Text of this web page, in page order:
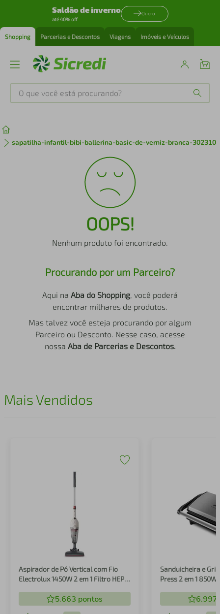
Saldão de inverno
até 40% off
Quero
Shopping Parcerias e Descontos Viagens Imóveis e Veículos
O que você está procurando?
sapatilha-infantil-bibi-ballerina-basic-de-verniz-branca-302310
OOPS!
Nenhum produto foi encontrado.
Procurando por um Parceiro?
Aqui na Aba do Shopping, você poderá
encontrar milhares de produtos.
Mas talvez você esteja procurando por algum
Parceiro ou Desconto. Nesse caso, acesse
nossa Aba de Parcerias e Descontos.
Mais Vendidos
Aspirador de Pó Vertical com Fio
Electrolux 1450W 2 em 1 Filtro HEPA
5.663 pontos
Sanduicheira e
Press 2 em 1 850W
6.997
º tenis
iphone